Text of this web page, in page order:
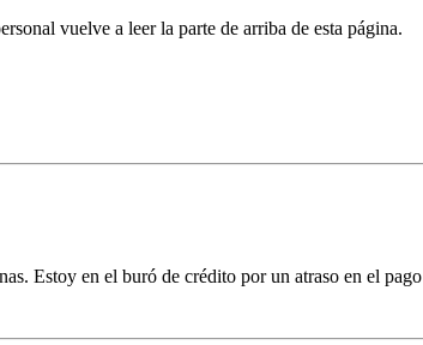
vuelve a leer la parte de arriba de esta página.
Estoy en el buró de crédito por un atraso en el pago